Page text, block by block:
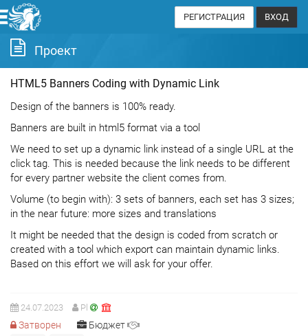
РЕГИСТРАЦИЯ ВХОД
Проект
HTML5 Banners Coding with Dynamic Link
Design of the banners is 100% ready.
Banners are built in html5 format via a tool
We need to set up a dynamic link instead of a single URL at the
click tag. This is needed because the link needs to be different
for every partner website the client comes from.
Volume (to begin with): 3 sets of banners, each set has 3 sizes;
in the near future: more sizes and translations
It might be needed that the design is coded from scratch or
created with a tool which export can maintain dynamic links.
Based on this effort we will ask for your offer.
24.07.2023 Pl
Затворен Бюджет